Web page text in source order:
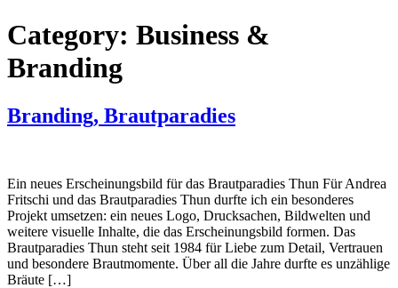
Category: Business &
Branding
Branding, Braut­paradies
Ein neues Erscheinungsbild für das Brautparadies Thun Für Andrea
Fritschi und das Brautparadies Thun durfte ich ein besonderes
Projekt umsetzen: ein neues Logo, Drucksachen, Bildwelten und
weitere visuelle Inhalte, die das Erscheinungsbild formen. Das
Brautparadies Thun steht seit 1984 für Liebe zum Detail, Vertrauen
und besondere Brautmomente. Über all die Jahre durfte es unzählige
Bräute […]